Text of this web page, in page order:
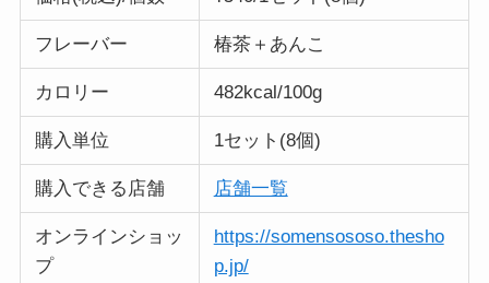
フレーバー 椿茶＋あんこ
カロリー 482kcal/100g
購入単位 1セット(8個)
購入できる店舗 店舗一覧
オンラインショッ
プ
https://somensososo.thesho
p.jp/